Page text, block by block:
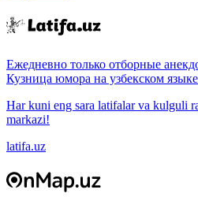
Ежедневно только отборные
Кузница юмора на узбекском
Har kuni eng sara latifalar va kulguli
markazi!
latifa.uz